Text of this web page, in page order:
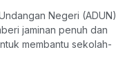
Negeri (ADUN)
jaminan penuh dan
membantu sekolah-